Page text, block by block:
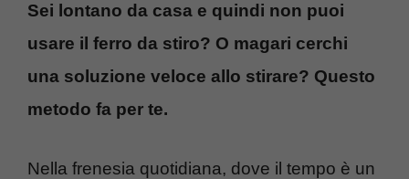
Sei lontano da casa e quindi non puoi
usare il ferro da stiro? O magari cerchi
una soluzione veloce allo stirare? Questo
metodo fa per te.
Nella frenesia quotidiana, dove il tempo è un